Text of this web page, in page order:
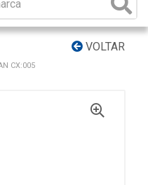
VOLTAR
CX:005